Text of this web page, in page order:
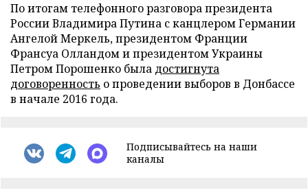
По итогам телефонного разговора президента
России Владимира Путина с канцлером Германии
Ангелой Меркель, президентом Франции
Франсуа Олландом и президентом Украины
Петром Порошенко была достигнута
договоренность о проведении выборов в Донбассе
в начале 2016 года.
Подписывайтесь на наши
каналы